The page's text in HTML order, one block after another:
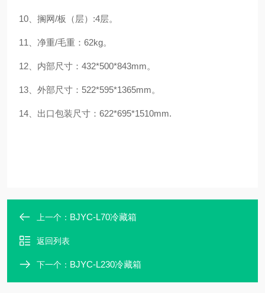
10、搁网/板（层）:4层。
11、净重/毛重：62kg。
12、内部尺寸：432*500*843mm。
13、外部尺寸：522*595*1365mm。
14、出口包装尺寸：622*695*1510mm.
上一个： BJYC-L70冷藏箱
返回列表
下一个： BJYC-L230冷藏箱